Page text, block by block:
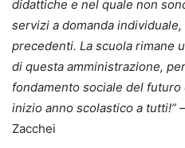
didattiche e nel quale non
servizi a domanda
precedenti. La scuola rimane
di questa amministrazione,
fondamento sociale del
inizio anno scolastico a tutti!”
Zacchei